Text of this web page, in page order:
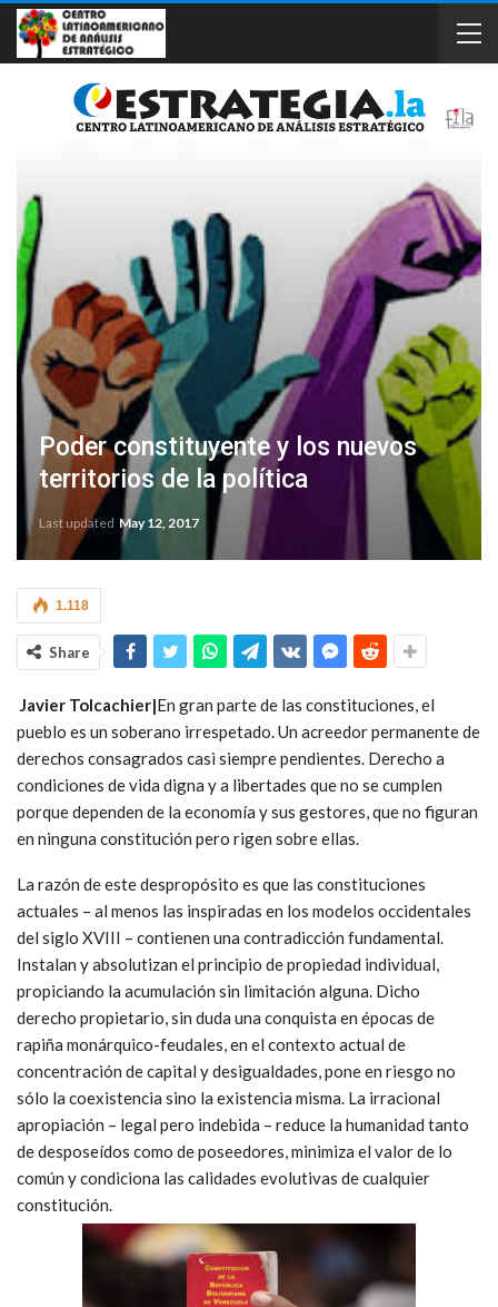
Poder constituyente y los nuevos
territorios de la política
Last updated May 12, 2017
1.118
Share
Javier Tolcachier|En gran parte de las constituciones, el
pueblo es un soberano irrespetado. Un acreedor permanente de
derechos consagrados casi siempre pendientes. Derecho a
condiciones de vida digna y a libertades que no se cumplen
porque dependen de la economía y sus gestores, que no figuran
en ninguna constitución pero rigen sobre ellas.
La razón de este despropósito es que las constituciones
actuales – al menos las inspiradas en los modelos occidentales
del siglo XVIII – contienen una contradicción fundamental.
Instalan y absolutizan el principio de propiedad individual,
propiciando la acumulación sin limitación alguna. Dicho
derecho propietario, sin duda una conquista en épocas de
rapiña monárquico-feudales, en el contexto actual de
concentración de capital y desigualdades, pone en riesgo no
sólo la coexistencia sino la existencia misma. La irracional
apropiación – legal pero indebida – reduce la humanidad tanto
de desposeídos como de poseedores, minimiza el valor de lo
común y condiciona las calidades evolutivas de cualquier
constitución.